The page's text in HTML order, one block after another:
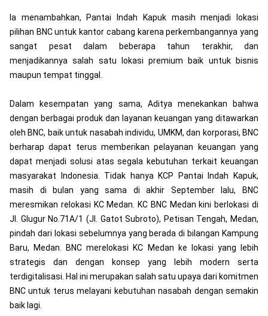
Ia menambahkan, Pantai Indah Kapuk masih menjadi lokasi
pilihan BNC untuk kantor cabang karena perkembangannya yang
sangat pesat dalam beberapa tahun terakhir, dan
menjadikannya salah satu lokasi premium baik untuk bisnis
maupun tempat tinggal.
Dalam kesempatan yang sama, Aditya menekankan bahwa
dengan berbagai produk dan layanan keuangan yang ditawarkan
oleh BNC, baik untuk nasabah individu, UMKM, dan korporasi, BNC
berharap dapat terus memberikan pelayanan keuangan yang
dapat menjadi solusi atas segala kebutuhan terkait keuangan
masyarakat Indonesia. Tidak hanya KCP Pantai Indah Kapuk,
masih di bulan yang sama di akhir September lalu, BNC
meresmikan relokasi KC Medan. KC BNC Medan kini berlokasi di
Jl. Glugur No.71A/1 (Jl. Gatot Subroto), Petisan Tengah, Medan,
pindah dari lokasi sebelumnya yang berada di bilangan Kampung
Baru, Medan. BNC merelokasi KC Medan ke lokasi yang lebih
strategis dan dengan konsep yang lebih modern serta
terdigitalisasi. Hal ini merupakan salah satu upaya dari komitmen
BNC untuk terus melayani kebutuhan nasabah dengan semakin
baik lagi.